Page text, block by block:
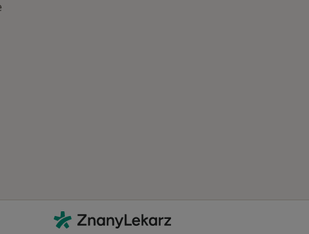
Kontakt
ZnanyLekarz - Strona główna